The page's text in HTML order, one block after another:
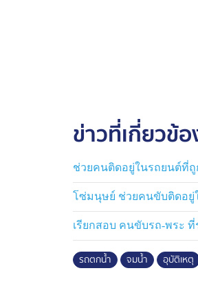
ข่าวที่เกี่ยวข้
ช่วยคนติดอยู่ในรถยนต์ที่
โซ่มนุษย์ ช่วยคนขับติดอยู่
เรียกสอบ คนขับรถ-พระ
รถตกน้ำ จมน้ำ อุบัติเหตุ